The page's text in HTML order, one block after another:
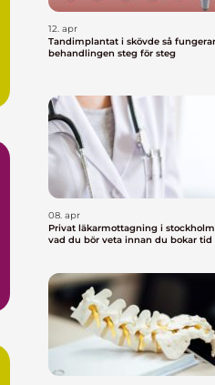
12. apr
Tandimplantat i skövde så fungerar
behandlingen steg för steg
08. apr
Privat läkarmottagning i stockholm
vad du bör veta innan du bokar tid